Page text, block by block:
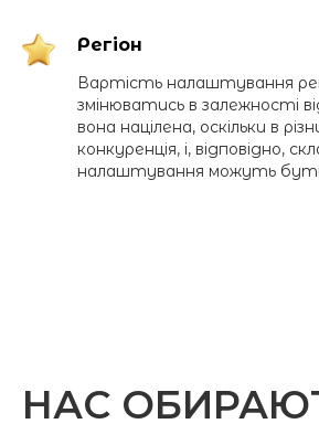
Регіон
Вартість налаштування
змінюватись в залежності
вона націлена, оскільки в
конкуренція, і, відповідно,
налаштування можуть
НАС